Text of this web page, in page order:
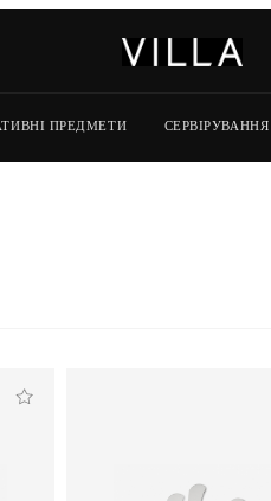
ПРЕДМЕТИ